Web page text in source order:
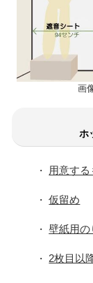
画
ホ
・ 用意する
・仮留め
・壁紙用
・ 2枚目以